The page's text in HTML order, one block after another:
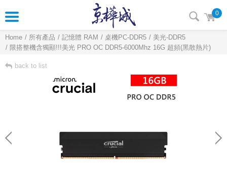
0
Home 所有產品 記憶體 RAM 桌機PC-DDR5
美光-DDR5
限搭整機含獨顯!!!美光 PRO OC DDR5-6000Mhz 16G 超頻(黑散熱片)
back to list